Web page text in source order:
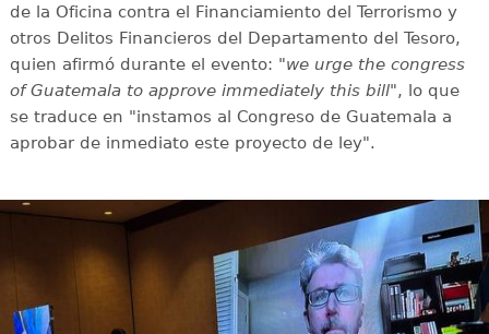
de la Oficina contra el Financiamiento del Terrorismo y
otros Delitos Financieros del Departamento del Tesoro,
quien afirmó durante el evento: "we urge the congress
of Guatemala to approve immediately this bill", lo que
se traduce en "instamos al Congreso de Guatemala a
aprobar de inmediato este proyecto de ley".